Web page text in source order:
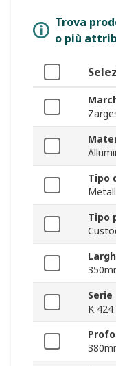
Trova
o più
Tipo
Tipo
Serie
K 424